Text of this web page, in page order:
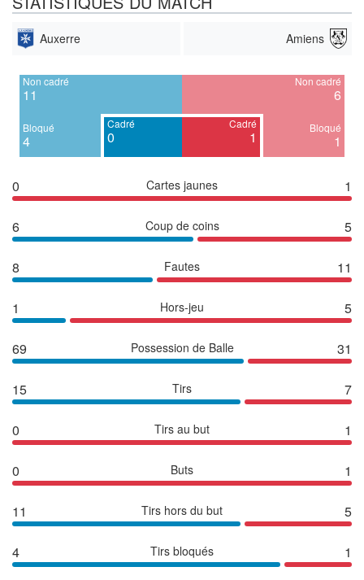
Auxerre Amiens
Non cadré
11
Bloqué
4
Cadré
0
Cadré
1
Non cadré
6
Bloqué
1
0 Cartes jaunes 1
6 Coup de coins 5
8 Fautes 11
1 Hors-jeu 5
69 Possession de Balle 31
15 Tirs 7
0 Tirs au but 1
0 Buts 1
11 Tirs hors du but 5
4 Tirs bloqués 1